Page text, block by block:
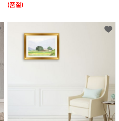
(품절)